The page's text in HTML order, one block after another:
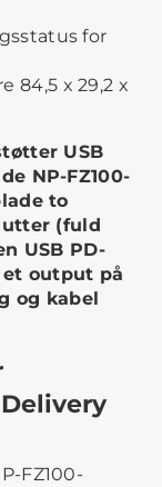
for
84,5 x 29,2 x
USB
NP-FZ100-
to
(fuld
USB PD-
output på
og kabel
FZ100-